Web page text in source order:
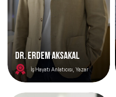
DR. ERDEM AKSAKAL
İş Hayatı Anlatıcısı, Yazar